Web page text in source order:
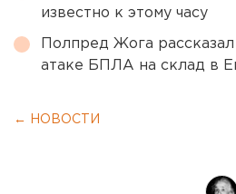
известно к этому часу
Полпред Жога
атаке БПЛА на склад в
← НОВОСТИ